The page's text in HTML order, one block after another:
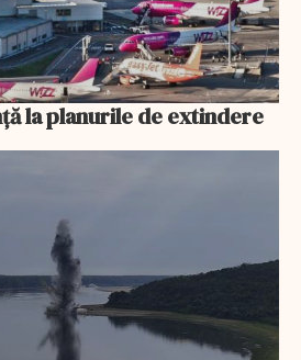
la planurile de extindere